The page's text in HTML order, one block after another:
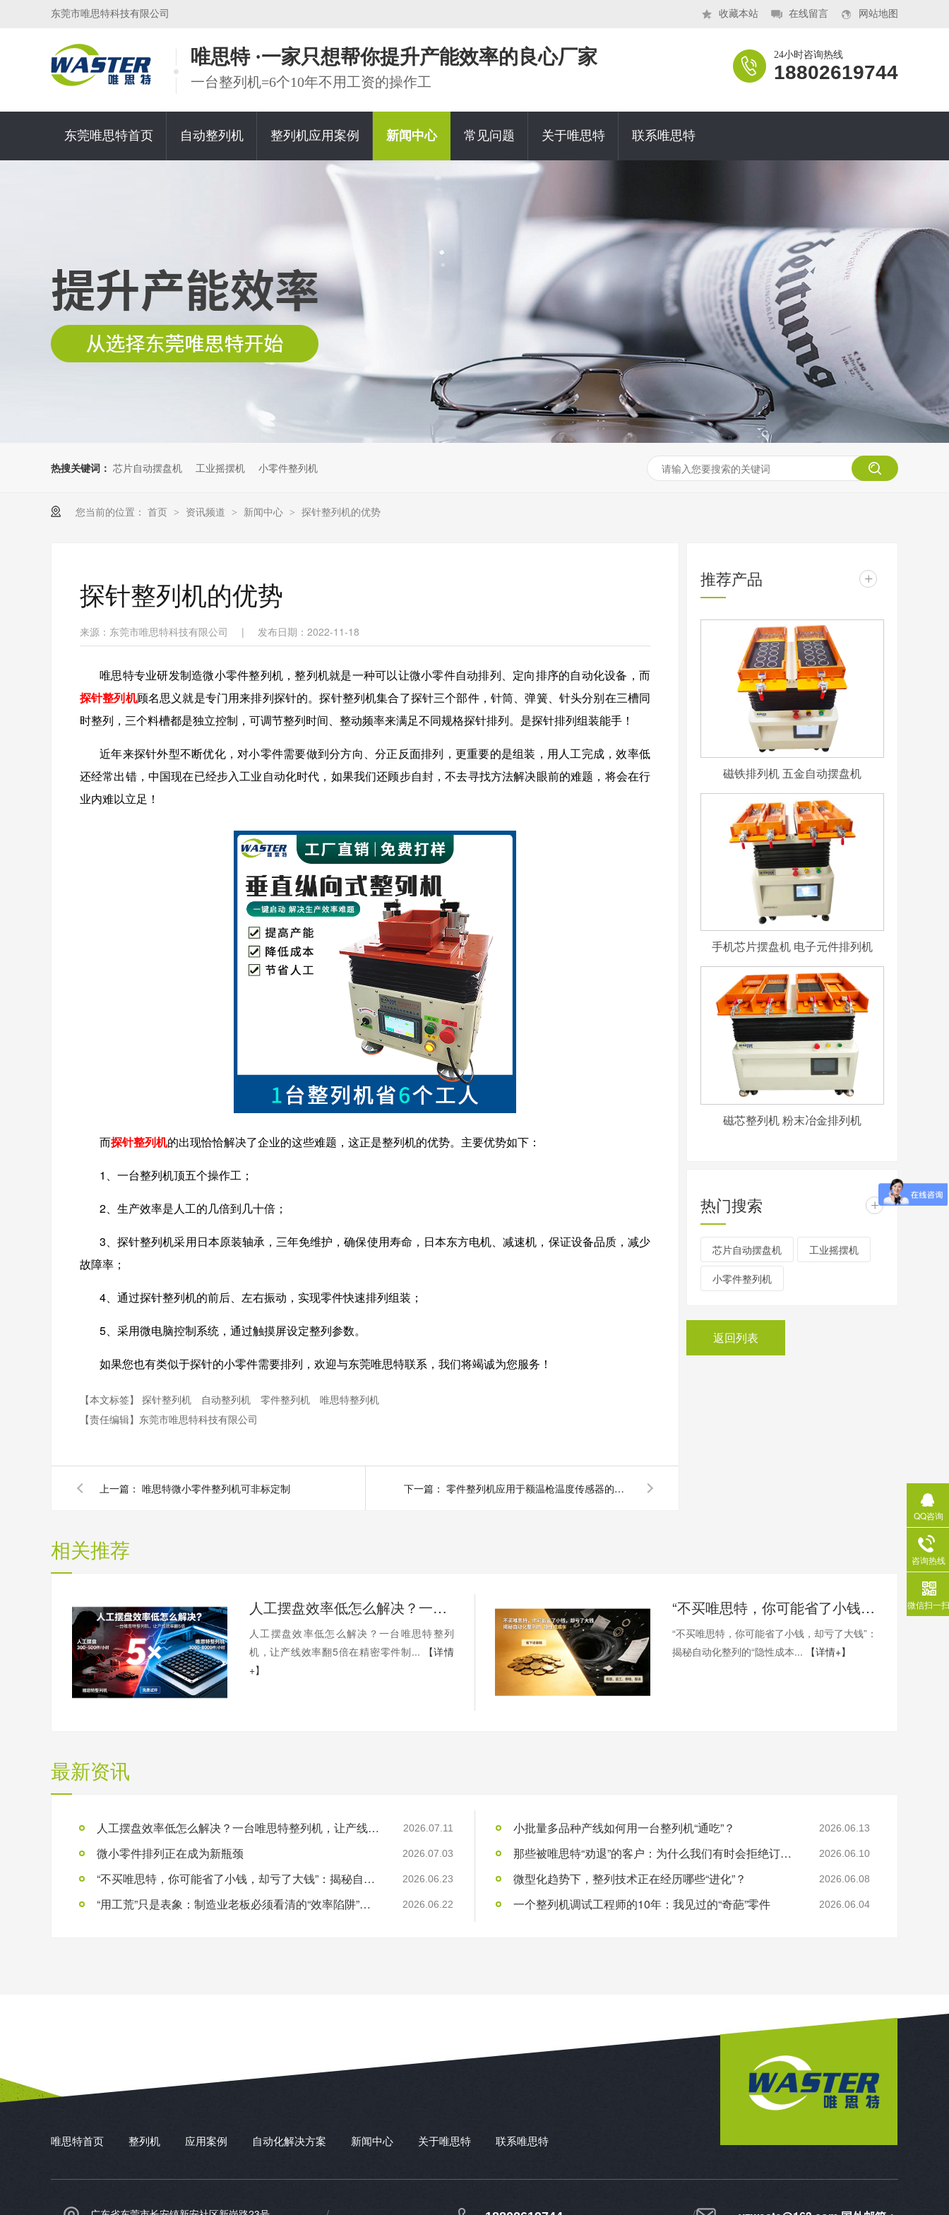
收藏本站 在线留言 网站地图
东莞市唯思特科技有限公司
唯思特 ·一家只想帮你提升产能效率的良心厂家
一台整列机=6个10年不用工资的操作工
24小时咨询热线
18802619744
东莞唯思特首页 自动整列机 整列机应用案例 新闻中心 常见问题 关于唯思特 联系唯思特
热搜关键词： 芯片自动摆盘机 工业摇摆机 小零件整列机
您当前的位置： 首页 > 资讯频道 > 新闻中心 > 探针整列机的优势
探针整列机的优势
来源：东莞市唯思特科技有限公司 | 发布日期：2022-11-18
唯思特专业研发制造微小零件整列机，整列机就是一种可以让微小零件自动排列、定向排序的自动化设备，而
探针整列机顾名思义就是专门用来排列探针的。探针整列机集合了探针三个部件，针筒、弹簧、针头分别在三槽同
时整列，三个料槽都是独立控制，可调节整列时间、整动频率来满足不同规格探针排列。是探针排列组装能手！
近年来探针外型不断优化，对小零件需要做到分方向、分正反面排列，更重要的是组装，用人工完成，效率低
还经常出错，中国现在已经步入工业自动化时代，如果我们还顾步自封，不去寻找方法解决眼前的难题，将会在行
业内难以立足！
而探针整列机的出现恰恰解决了企业的这些难题，这正是整列机的优势。主要优势如下：
1 、一台整列机顶五个操作工；
2、生产效率是人工的几倍到几十倍；
3、探针整列机采用日本原装轴承，三年免维护，确保使用寿命，日本东方电机、减速机，保证设备品质，减少
故障率；
4、通过探针整列机的前后、左右振动，实现零件快速排列组装；
5、采用微电脑控制系统，通过触摸屏设定整列参数。
如果您也有类似于探针的小零件需要排列，欢迎与东莞唯思特联系，我们将竭诚为您服务！
【本文标签】 探针整列机 自动整列机 零件整列机
唯思特整列机
【责任编辑】 东莞市唯思特科技有限公司
上一篇： 唯思特微小零件整列机可非标定制 下一篇： 零件整列机应用于额温枪温度传感器的组装
推荐产品 +
磁铁排列机 五金自动摆盘机
手机芯片摆盘机 电子元件排列机
磁芯整列机 粉末冶金排列机
热门搜索 +
芯片自动摆盘机 工业摇摆机
小零件整列机
返回列表
相关推荐
人工摆盘效率低怎么解决？一台唯思特整列机，让产线效率翻5倍
人工摆盘效率低怎么解决？一台唯思特整列
机，让产线效率翻5倍在精密零件制...
【详情
+】
“不买唯思特，你可能省了小钱，却亏了大钱”：揭秘自动化整列的“隐性成本”黑洞
“不买唯思特，你可能省了小钱，却亏了大钱”：
揭秘自动化整列的“隐性成本...
【详情+】
最新资讯
人工摆盘效率低怎么解决？一台唯思特整列机，让产线效率翻5倍 2026.07.11
微小零件排列正在成为新瓶颈 2026.07.03
“不买唯思特，你可能省了小钱，却亏了大钱”：揭秘自动化整列的“隐性成本”黑洞 2026.06.23
“用工荒”只是表象：制造业老板必须看清的“效率陷阱”与“品质红利” 2026.06.22
小批量多品种产线如何用一台整列机“通吃”？ 2026.06.13
那些被唯思特“劝退”的客户：为什么我们有时会拒绝订单？ 2026.06.10
微型化趋势下，整列技术正在经历哪些“进化”？ 2026.06.08
一个整列机调试工程师的10年：我见过的“​奇葩”零件 2026.06.04
唯思特首页 整列机 应用案例 自动化解决方案 新闻中心 关于唯思特 联系唯思特
QQ咨询
咨询热线
微信扫一扫